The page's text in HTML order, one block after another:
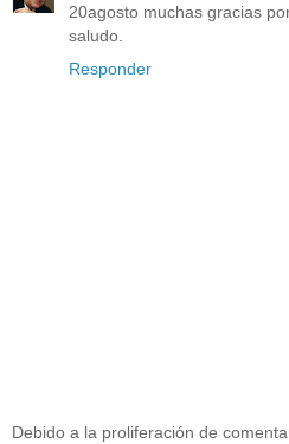
20agosto muchas gracias
saludo.
Responder
Debido a la proliferación de